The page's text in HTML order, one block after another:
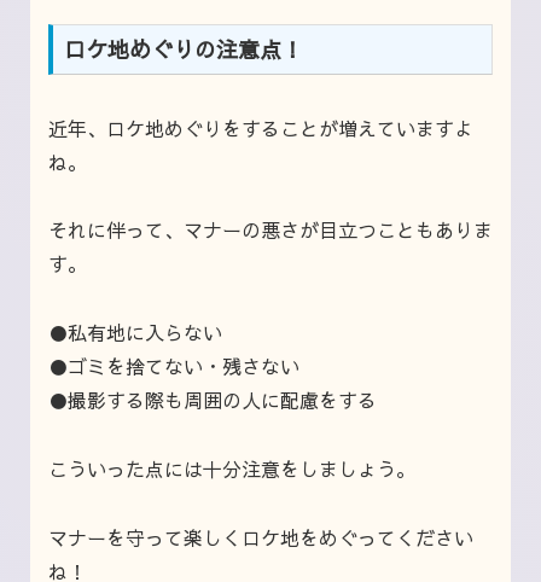
ロケ地めぐりの注意点！
近年、ロケ地めぐりをすることが増えていますよ
ね。
それに伴って、マナーの悪さが目立つこともありま
す。
●私有地に入らない
●ゴミを捨てない・残さない
●撮影する際も周囲の人に配慮をする
こういった点には十分注意をしましょう。
マナーを守って楽しくロケ地をめぐってください
ね！